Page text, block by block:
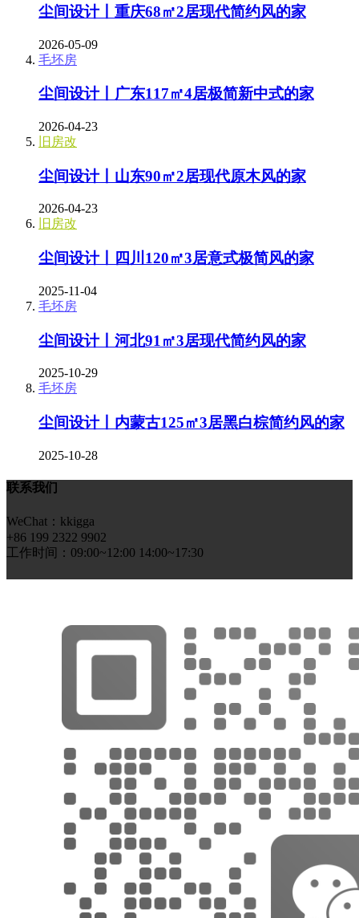
尘间设计丨重庆68㎡2居现代简约风的家
2026-05-09
毛坯房
尘间设计丨广东117㎡4居极简新中式的家
2026-04-23
旧房改
尘间设计丨山东90㎡2居现代原木风的家
2026-04-23
旧房改
尘间设计丨四川120㎡3居意式极简风的家
2025-11-04
毛坯房
尘间设计丨河北91㎡3居现代简约风的家
2025-10-29
毛坯房
尘间设计丨内蒙古125㎡3居黑白棕简约风的家
2025-10-28
联系我们
WeChat：kkigga
+86 199 2322 9902
工作时间：09:00~12:00 14:00~17:30